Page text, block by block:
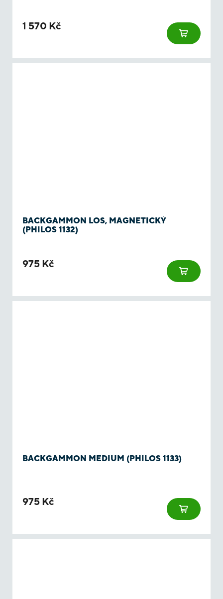
1 570 Kč
BACKGAMMON LOS, MAGNETICKÝ
(PHILOS 1132)
975 Kč
BACKGAMMON MEDIUM (PHILOS 1133)
975 Kč